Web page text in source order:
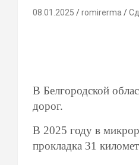
08.01.2025 romirerma
В Белгородской
дорог.
В 2025 году в
прокладка 31